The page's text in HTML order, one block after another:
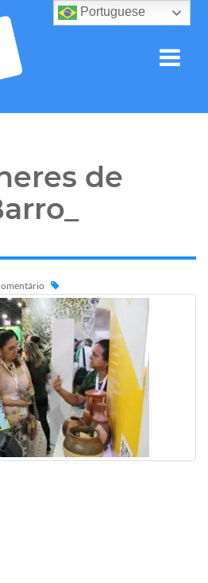
de
Portuguese